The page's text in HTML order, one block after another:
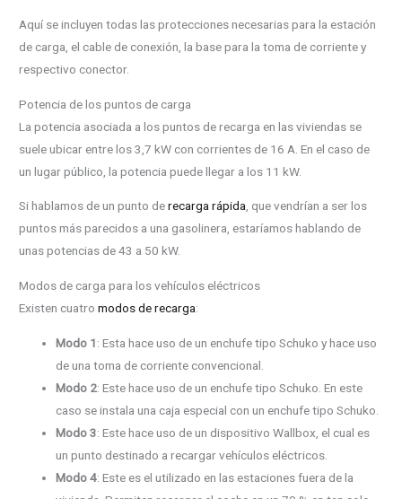
Aquí se incluyen todas las protecciones necesarias para la estación
de carga, el cable de conexión, la base para la toma de corriente y
respectivo conector.
Potencia de los puntos de carga
La potencia asociada a los puntos de recarga en las viviendas se
suele ubicar entre los 3,7 kW con corrientes de 16 A. En el caso de
un lugar público, la potencia puede llegar a los 11 kW.
Si hablamos de un punto derecarga rápida, que vendrían a ser los
puntos más parecidos a una gasolinera, estaríamos hablando de
unas potencias de 43 a 50 kW.
Modos de carga para los vehículos eléctricos
Existen cuatromodos de recarga:
Modo 1: Esta hace uso de un enchufe tipo Schuko y hace uso
de una toma de corriente convencional.
Modo 2: Este hace uso de un enchufe tipo Schuko. En este
caso se instala una caja especial con un enchufe tipo Schuko.
Modo 3: Este hace uso de un dispositivo Wallbox, el cual es
un punto destinado a recargar vehículos eléctricos.
Modo 4: Este es el utilizado en las estaciones fuera de la